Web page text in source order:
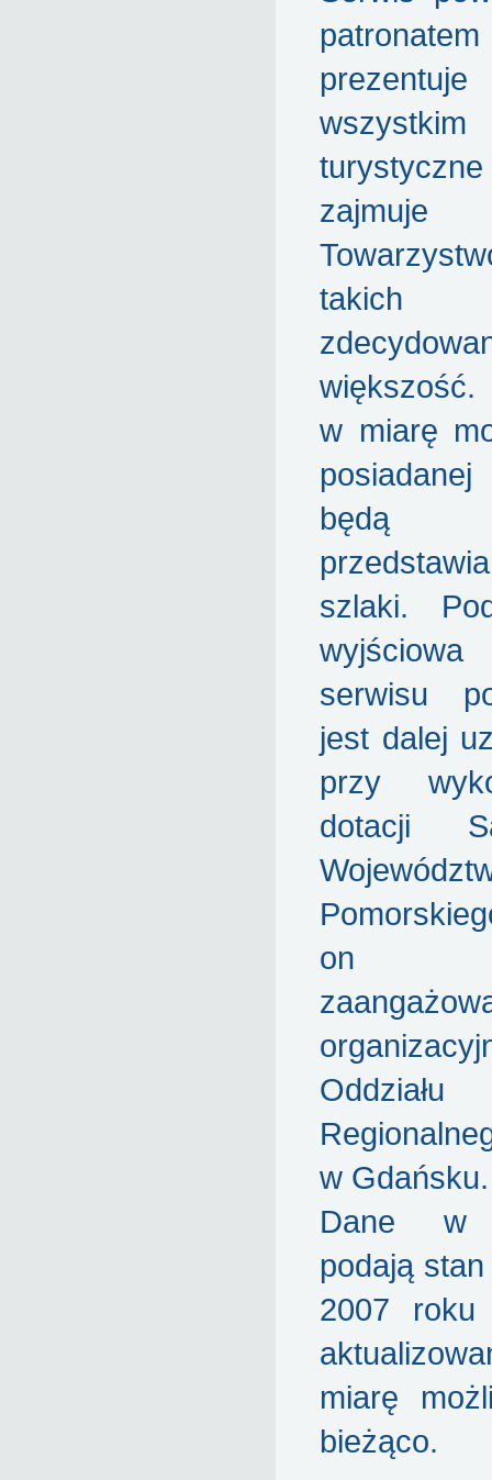
większość.
w miarę
szlaki.
serwisu
jest dalej
przy
dotacji
on
Oddziału
w Gdańsku.
Dane w
podają
2007
miarę
bieżąco.